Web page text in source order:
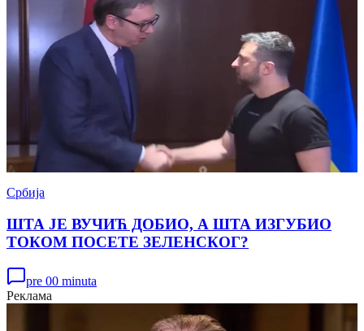
Србија
ШТА ЈЕ ВУЧИЋ ДОБИО, А ШТА ИЗГУБИО
ТОКОМ ПОСЕТЕ ЗЕЛЕНСКОГ?
pre 00 minuta
Реклама